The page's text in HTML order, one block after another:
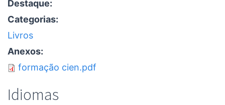
Destaque:
Categorias:
Livros
Anexos:
formação cien.pdf
Idiomas